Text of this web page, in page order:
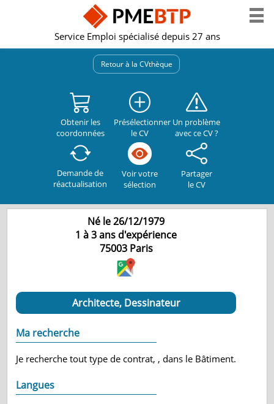
Service Emploi spécialisé depuis 27 ans
Retour à la CVthèque
Obtenir les
coordonnées
Présélectionner
le CV
Un problème
avec ce CV ?
Demande de
réactualisation
Voir votre
sélection
Partager
le CV
Né le 26/12/1979
1 à 3 ans d'expérience
75003 Paris
Architecte, Dessinateur
Ma recherche
Je recherche tout type de contrat, , dans le Bâtiment.
Langues